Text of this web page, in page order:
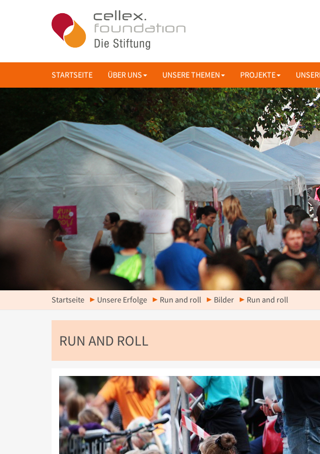
STARTSEITE ÜBER UNS UNSERE THEMEN PROJEKTE
Startseite Unsere Erfolge Run and roll Bilder Run and roll
RUN AND ROLL